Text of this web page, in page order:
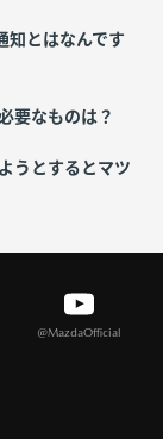
知とはなんです
要なものは？
うとするとマツ
@MazdaOfficial